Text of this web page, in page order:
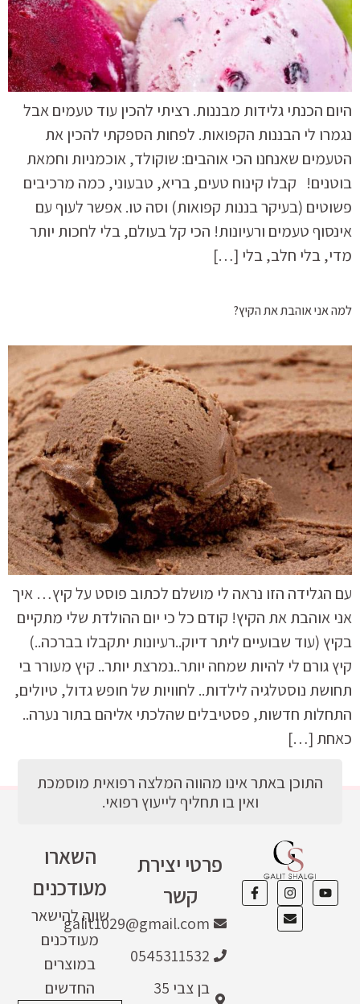
היום הכנתי גלידות מבננות. רציתי להכין עוד טעמים אבל
נגמרו לי הבננות הקפואות. לפחות הספקתי להכין את
הטעמים שאנחנו הכי אוהבים: שוקולד, אוכמניות וחמאת
בוטנים! קבלו קינוח טעים, בריא, טבעוני, כמה מרכיבים
פשוטים (בעיקר בננות קפואות) וסה טו. אפשר לעוף עם
אינסוף טעמים ורעיונות! הכי קל בעולם, בלי לחכות יותר
מדי, בלי חלב, בלי […]
למה אני אוהבת את הקיץ?
עם הגלידה הזו נראה לי מושלם לכתוב פוסט על קיץ… איך
אני אוהבת את הקיץ! קודם כל כי יום ההולדת שלי מתקיים
בקיץ (עוד שבועיים ליתר דיוק..רעיונות יתקבלו בברכה..)
קיץ גורם לי להיות שמחה יותר..נמרצת יותר.. קיץ מעורר בי
תחושת נוסטלגיה לילדות.. לחוויות של חופש גדול, טיולים,
התחלות חדשות, פסטיבלים שהלכתי אליהם בתור נערה..
כאחת […]
פרטי יצירת
קשר
galit1029@gmail.com
0545311532
בן צבי 35
השארו
מעודכנים
שווה להישאר
מעודכנים
במוצרים
החדשים
התוכן באתר אינו מהווה המלצה רפואית מוסמכת
ואין בו תחליף לייעוץ רפואי.